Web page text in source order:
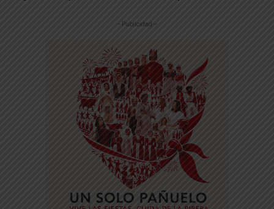
-- Publicidad --